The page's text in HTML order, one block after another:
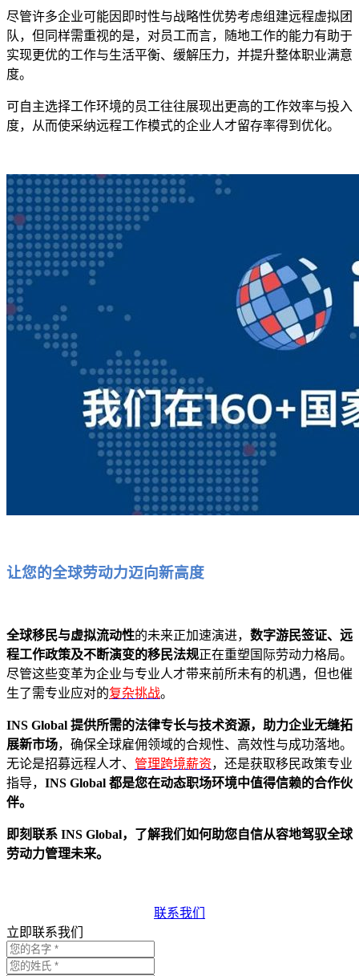
尽管许多企业可能因即时性与战略性优势考虑组建远程虚拟团
队，但同样需重视的是，对员工而言，随地工作的能力有助于
实现更优的工作与生活平衡、缓解压力，并提升整体职业满意
度。
可自主选择工作环境的员工往往展现出更高的工作效率与投入
度，从而使采纳远程工作模式的企业人才留存率得到优化。
让您的全球劳动力迈向新高度
全球移民与虚拟流动性的未来正加速演进， 数字游民签证、远
程工作政策及不断演变的移民法规正在重塑国际劳动力格局。
尽管这些变革为企业与专业人才带来前所未有的机遇，但也催
生了需专业应对的复杂挑战。
INS Global 提供所需的法律专长与技术资源，助力企业无缝拓
展新市场，确保全球雇佣领域的合规性、高效性与成功落地。
无论是招募远程人才、 管理跨境薪资，还是获取移民政策专业
指导， INS Global 都是您在动态职场环境中值得信赖的合作伙
伴。
即刻联系 INS Global，了解我们如何助您自信从容地驾驭全球
劳动力管理未来。
联系我们
立即联系我们